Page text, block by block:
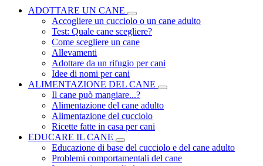
ADOTTARE UN CANE
Accogliere un cucciolo o un cane adulto
Test: Quale cane scegliere?
Come scegliere un cane
Allevamenti
Adottare da un rifugio per cani
Idee di nomi per cani
ALIMENTAZIONE DEL CANE
Il cane può mangiare...?
Alimentazione del cane adulto
Alimentazione del cucciolo
Ricette fatte in casa per cani
EDUCARE IL CANE
Educazione di base del cucciolo e del cane adulto
Problemi comportamentali del cane